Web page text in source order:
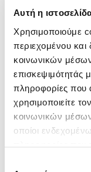
Αυτή η
Χρησιμοποιούμε
περιεχομένου
κοινωνικών
επισκεψιμότητάς
πληροφορίες που
χρησιμοποιείτε
κοινωνικών
οποίοι
Βιβλία της